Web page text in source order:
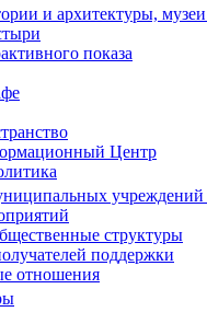
и архитектуры,
показа
Центр
структуры
поддержки
отношения